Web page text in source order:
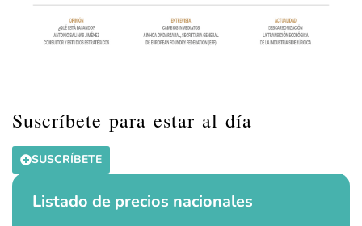
Suscríbete para estar al día
SUSCRÍBETE
Listado de precios nacionales